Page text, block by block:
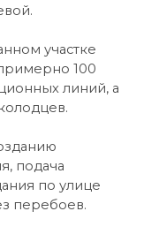
участке
100
линий, а
подача
по улице
перебоев.